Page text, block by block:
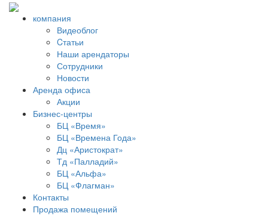
компания
Видеоблог
Cтатьи
Наши арендаторы
Сотрудники
Новости
Аренда офиса
Акции
Бизнес-центры
БЦ «Время»
БЦ «Времена Года»
Дц «Аристократ»
Тд «Палладий»
БЦ «Альфа»
БЦ «Флагман»
Контакты
Продажа помещений